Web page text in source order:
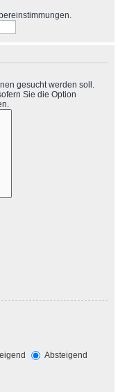
gesucht werden soll.
Sie die Option
Absteigend